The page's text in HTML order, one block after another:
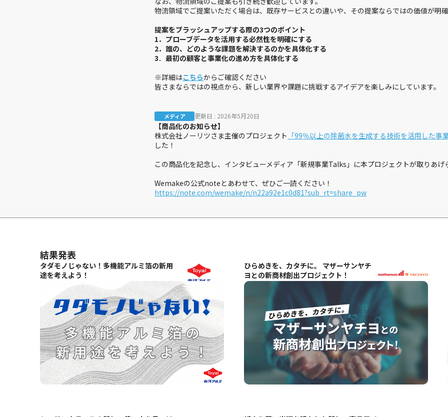
メディア 2026年5月20日
【商品化のお知らせ】
株式会社ノーリツさま主催のプロジェクト「99％以上の除菌水を生成する技術を活用した事業
した！
この商品化を記念し、インタビューメディア「新規事業Talks」に本プロジェクトが取りあげ
Wemakeの公式noteとあわせて、ぜひご一読ください！
ヨとの新商材創出プロジェクト！
シュリンクラベルの新しい使い方を見つけ
よう！
紙より薄い光源を活かした新しい商品アイ
デアを求む！